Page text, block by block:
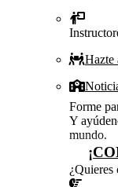
Hazte
Forme
Y
mundo.
¿Quieres